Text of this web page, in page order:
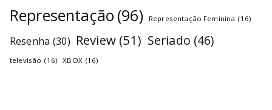
Representação (96) Representação Feminina (16)
Resenha (30) Review (51) Seriado (46)
televisão (16) XBOX (16)